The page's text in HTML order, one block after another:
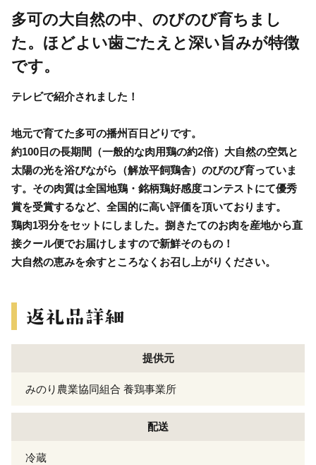
多可の大自然の中、のびのび育ちまし
た。ほどよい歯ごたえと深い旨みが特徴
です。
テレビで紹介されました！
地元で育てた多可の播州百日どりです。
約100日の長期間（一般的な肉用鶏の約2倍）大自然の空気と
太陽の光を浴びながら（解放平飼鶏舎）のびのび育っていま
す。その肉質は全国地鶏・銘柄鶏好感度コンテストにて優秀
賞を受賞するなど、全国的に高い評価を頂いております。
鶏肉1羽分をセットにしました。捌きたてのお肉を産地から直
接クール便でお届けしますので新鮮そのもの！
大自然の恵みを余すところなくお召し上がりください。
提供元
みのり農業協同組合 養鶏事業所
配送
冷蔵